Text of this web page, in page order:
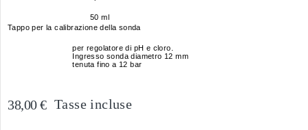
50 ml
Tappo per la calibrazione della sonda
per regolatore di pH e cloro.
Ingresso sonda diametro 12 mm
tenuta fino a 12 bar
38,00 € Tasse incluse